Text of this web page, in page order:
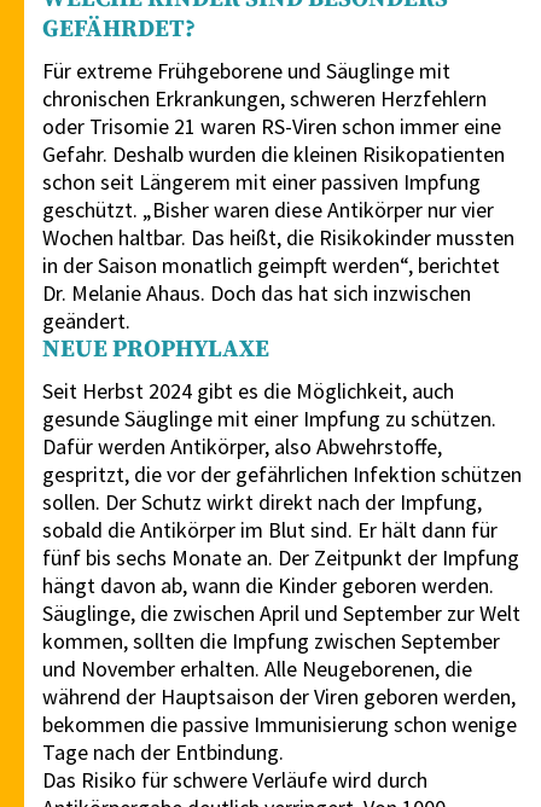
GEFÄHRDET?
Für extreme Frühgeborene und Säuglinge mit
chronischen Erkrankungen, schweren Herzfehlern
oder Trisomie 21 waren RS-Viren schon immer eine
Gefahr. Deshalb wurden die kleinen Risikopatienten
schon seit Längerem mit einer passiven Impfung
geschützt. „Bisher waren diese Antikörper nur vier
Wochen haltbar. Das heißt, die Risikokinder mussten
in der Saison monatlich geimpft werden“, berichtet
Dr. Melanie Ahaus. Doch das hat sich inzwischen
geändert.
NEUE PROPHYLAXE
Seit Herbst 2024 gibt es die Möglichkeit, auch
gesunde Säuglinge mit einer Impfung zu schützen.
Dafür werden Antikörper, also Abwehrstoffe,
gespritzt, die vor der gefährlichen Infektion schützen
sollen. Der Schutz wirkt direkt nach der Impfung,
sobald die Antikörper im Blut sind. Er hält dann für
fünf bis sechs Monate an. Der Zeitpunkt der Impfung
hängt davon ab, wann die Kinder geboren werden.
Säuglinge, die zwischen April und September zur Welt
kommen, sollten die Impfung zwischen September
und November erhalten. Alle Neugeborenen, die
während der Hauptsaison der Viren geboren werden,
bekommen die passive Immunisierung schon wenige
Tage nach der Entbindung.
Das Risiko für schwere Verläufe wird durch